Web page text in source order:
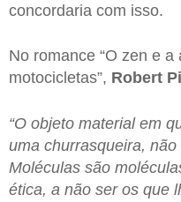
concordaria com isso.
No romance “O zen e
motocicletas”, Robert
“O objeto material em
uma churrasqueira,
Moléculas são
ética, a não ser os que